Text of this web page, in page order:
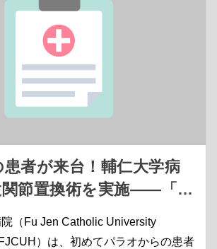
者が来台！輔仁大学病
関節置換術を実施――「満
と絶賛
（Fu Jen Catholic University
）は、初めてパラオからの患者